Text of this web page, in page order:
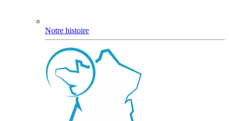
Notre histoire